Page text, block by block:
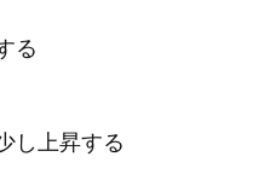
る
し上昇する